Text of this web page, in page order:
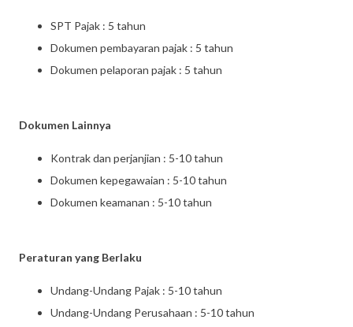
SPT Pajak : 5 tahun
Dokumen pembayaran pajak : 5 tahun
Dokumen pelaporan pajak : 5 tahun
Dokumen Lainnya
Kontrak dan perjanjian : 5-10 tahun
Dokumen kepegawaian : 5-10 tahun
Dokumen keamanan : 5-10 tahun
Peraturan yang Berlaku
Undang-Undang Pajak : 5-10 tahun
Undang-Undang Perusahaan : 5-10 tahun